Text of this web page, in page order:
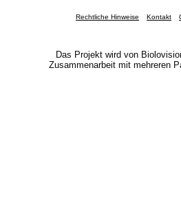
Rechtliche Hinweise Kontakt
Das Projekt wird von
Zusammenarbeit mit mehreren